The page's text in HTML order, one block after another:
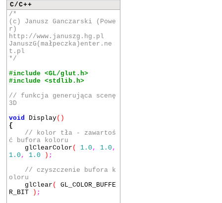
C/C++
/*
(c) Janusz Ganczarski (Powe
r)
http://www.januszg.hg.pl
JanuszG(małpeczka)enter.ne
t.pl
*/
#include <GL/glut.h>
#include <stdlib.h>
// funkcja generująca scenę
3D
void Display()
{
// kolor tła - zawartoś
ć bufora koloru
glClearColor ( 1.0 , 1.0 ,
1.0 , 1.0 ) ;
// czyszczenie bufora k
oloru
glClear (
GL_COLOR_BUFFE
R_BIT
) ;